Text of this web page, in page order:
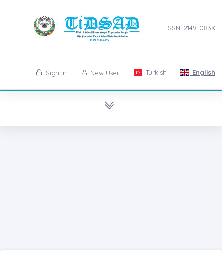
ISSN: 2149-083X
Sign in New User Turkish English